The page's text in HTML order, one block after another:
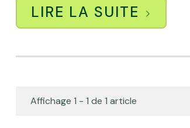
LIRE LA SUITE
Affichage 1 - 1 de 1 article